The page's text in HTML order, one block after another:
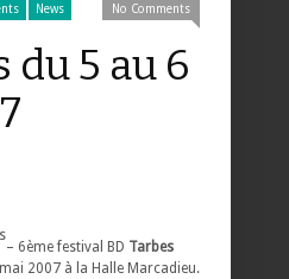
News No Comments
du 5 au 6
– 6ème festival BD Tarbes
2007 à la Halle Marcadieu.